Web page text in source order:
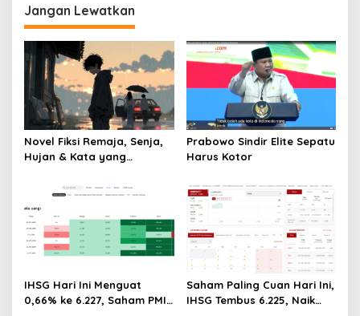
Jangan Lewatkan
Novel Fiksi Remaja, Senja,
Hujan & Kata yang
Prabowo Sindir Elite Sepatu
Harus Kotor
IHSG Hari Ini Menguat
0,66% ke 6.227, Saham PMII,
Saham Paling Cuan Hari Ini,
IHSG Tembus 6.225, Naik